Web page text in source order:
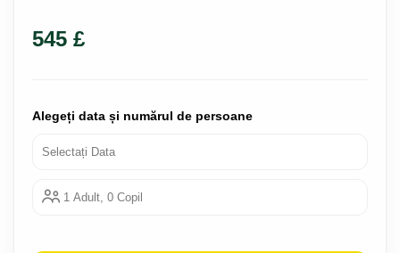
545 £
Alegeți data și numărul de persoane
Selectați Data
1 Adult, 0 Copil